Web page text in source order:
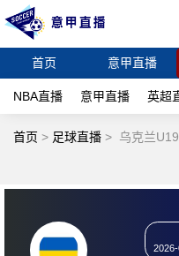
首页 意甲直播
NBA直播 意甲直播 英超
首页 > 足球直播 > 乌克兰